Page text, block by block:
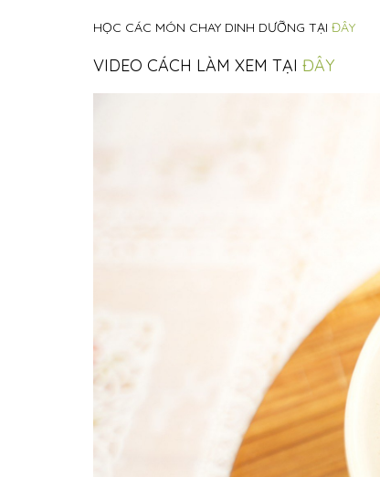
HỌC CÁC MÓN CHAY DINH DƯỠNG TẠI ĐÂY
VIDEO CÁCH LÀM XEM TẠI ĐÂY